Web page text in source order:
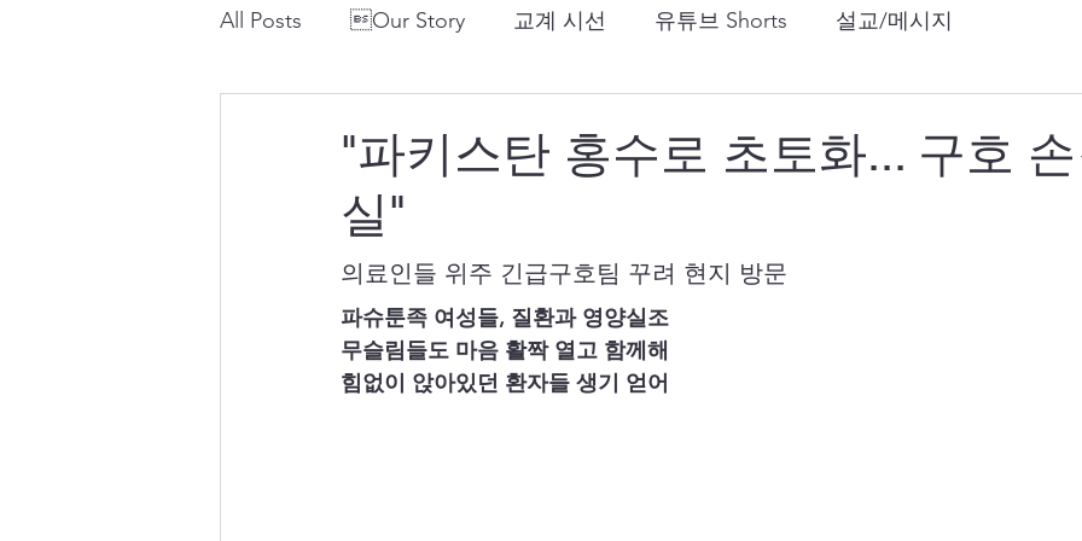
All Posts Our Story 교계 시선 유튜브 Shorts 설교/메시지
"파키스탄 홍수로 초토화... 구호
실"
의료인들 위주 긴급구호팀 꾸려 현지 방문
파슈툰족 여성들, 질환과 영양실조
무슬림들도 마음 활짝 열고 함께해
힘없이 앉아있던 환자들 생기 얻어